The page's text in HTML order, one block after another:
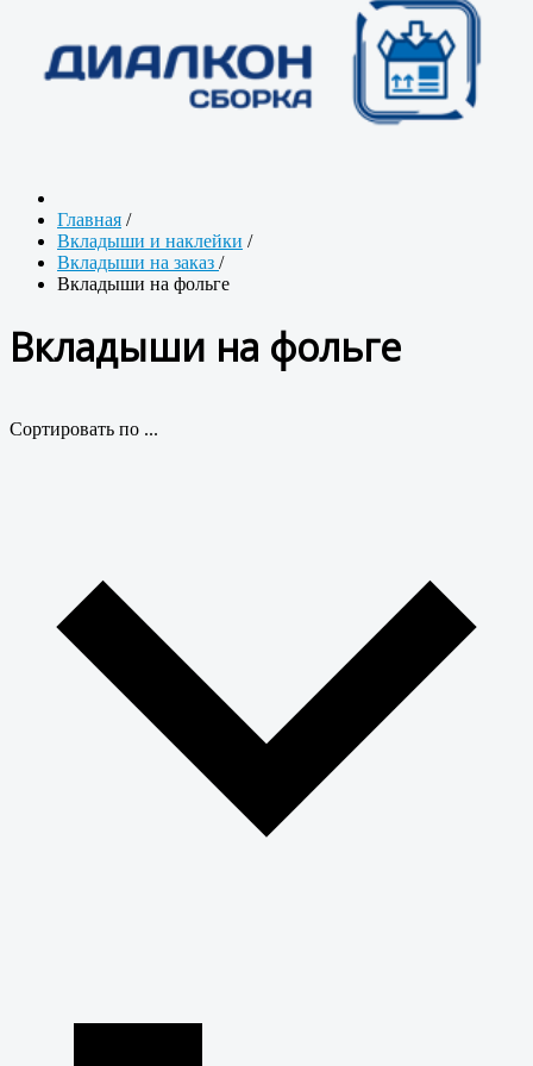
Главная /
Вкладыши и наклейки /
Вкладыши на заказ /
Вкладыши на фольге
Вкладыши на фольге
Сортировать по ...